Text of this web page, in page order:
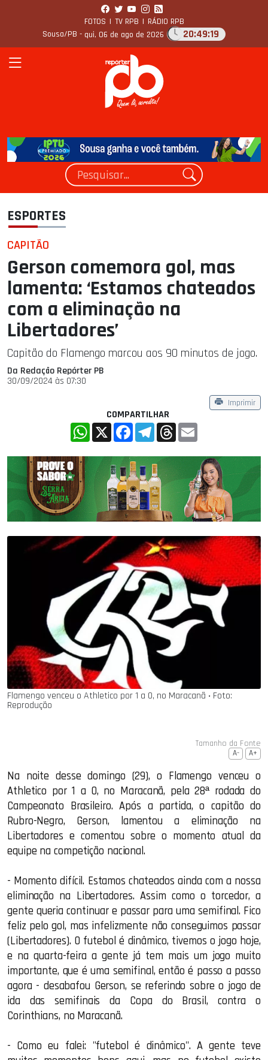
FOTOS | TV RPB | RÁDIO RPB
Sousa/PB - qui, 06 de ago de 2026 20:49:20
ESPORTES
CAPITÃO
Gerson comemora gol, mas
lamenta: ‘Estamos chateados
com a eliminação na
Libertadores’
Capitão do Flamengo marcou aos 90 minutos de jogo.
Da Redação Repórter PB
30/09/2024 às 07:30
Imprimir
COMPARTILHAR
WhatsApp
X FacebookTelegramThreads
Flamengo venceu o Athletico por 1 a 0, no Maracanã ‧ Foto:
Reprodução
Tamanho da Fonte
A- A+
Na noite desse domingo (29), o Flamengo venceu o
Athletico por 1 a 0, no Maracanã, pela 28ª rodada do
Campeonato Brasileiro. Após a partida, o capitão do
Rubro-Negro, Gerson, lamentou a eliminação na
Libertadores e comentou sobre o momento atual da
equipe na competição nacional.
- Momento difícil. Estamos chateados ainda com a nossa
eliminação na Libertadores. Assim como o torcedor, a
gente queria continuar e passar para uma semifinal. Fico
feliz pelo gol, mas infelizmente não conseguimos passar
(Libertadores). O futebol é dinâmico, tivemos o jogo hoje,
e na quarta-feira a gente já tem mais um jogo muito
importante, que é uma semifinal, então é passo a passo
agora - desabafou Gerson, se referindo sobre o jogo de
ida das semifinais da Copa do Brasil, contra o
Corinthians, no Maracanã.
- Como eu falei: "futebol é dinâmico". A gente teve